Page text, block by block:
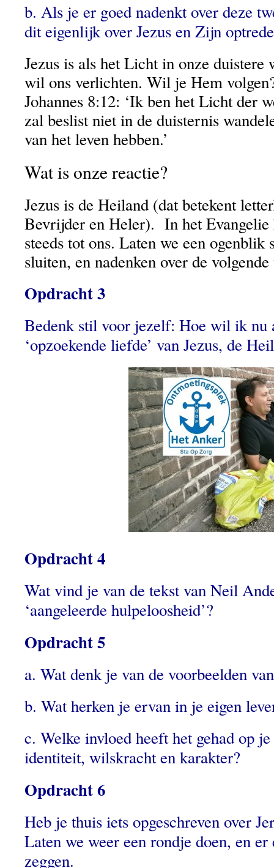
b. Als je er goed nadenkt over deze
dit eigenlijk over Jezus en Zijn
Jezus is als het Licht in onze duistere
wil ons verlichten. Wil je Hem
Johannes 8:12: ‘Ik ben het Licht der
zal beslist niet in de duisternis
van het leven hebben.’
Wat is onze reactie?
Jezus is de Heiland (dat betekent
Bevrijder en Heler). In het Evangelie
steeds tot ons. Laten we een
sluiten, en nadenken over de
Opdracht 3
Bedenk stil voor jezelf: Hoe wil ik nu
‘opzoekende liefde’ van Jezus, de
Opdracht 4
Wat vind je van de tekst van Neil
‘aangeleerde hulpeloosheid’?
Opdracht 5
a. Wat denk je van de voorbeelden
b. Wat herken je ervan in je eigen
c. Welke invloed heeft het gehad op
identiteit, wilskracht en karakter?
Opdracht 6
Heb je thuis iets opgeschreven over
Laten we weer een rondje doen, en er
zeggen.